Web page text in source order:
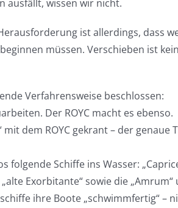
ausfällt, wissen wir nicht.
ist allerdings, dass
müssen. Verschieben ist
Verfahrensweise beschlossen:
Der ROYC macht es ebenso.
mit dem ROYC gekrant – der genaue
Schiffe ins Wasser:
Exorbitante“ sowie die
ihre Boote „schwimmfertig“ –